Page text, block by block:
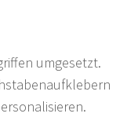
umgesetzt.